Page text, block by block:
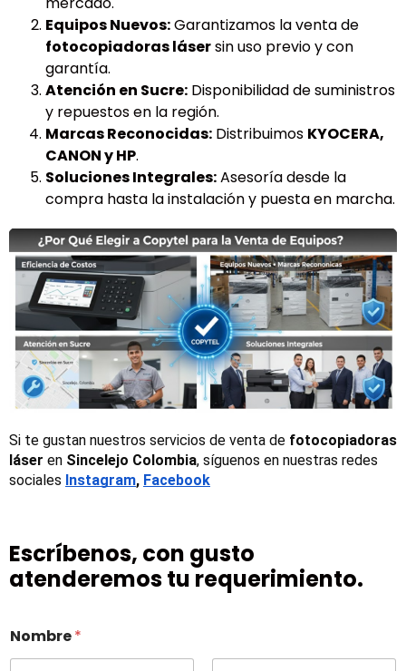
Equipos Nuevos:Garantizamos la venta de
fotocopiadoras lásersin uso previo y con
garantía.
Atención en Sucre: Disponibilidad de suministros
y repuestos en la región.
Marcas Reconocidas: Distribuimos KYOCERA,
CANON y HP.
Soluciones Integrales:Asesoría desde la
compra hasta la instalación y puesta en marcha.
Si te gustan nuestros servicios de venta de fotocopiadoras
láser en Sincelejo Colombia, síguenos en nuestras redes
sociales Instagram, Facebook
Escríbenos, con gusto
atenderemos tu requerimiento.
Nombre*